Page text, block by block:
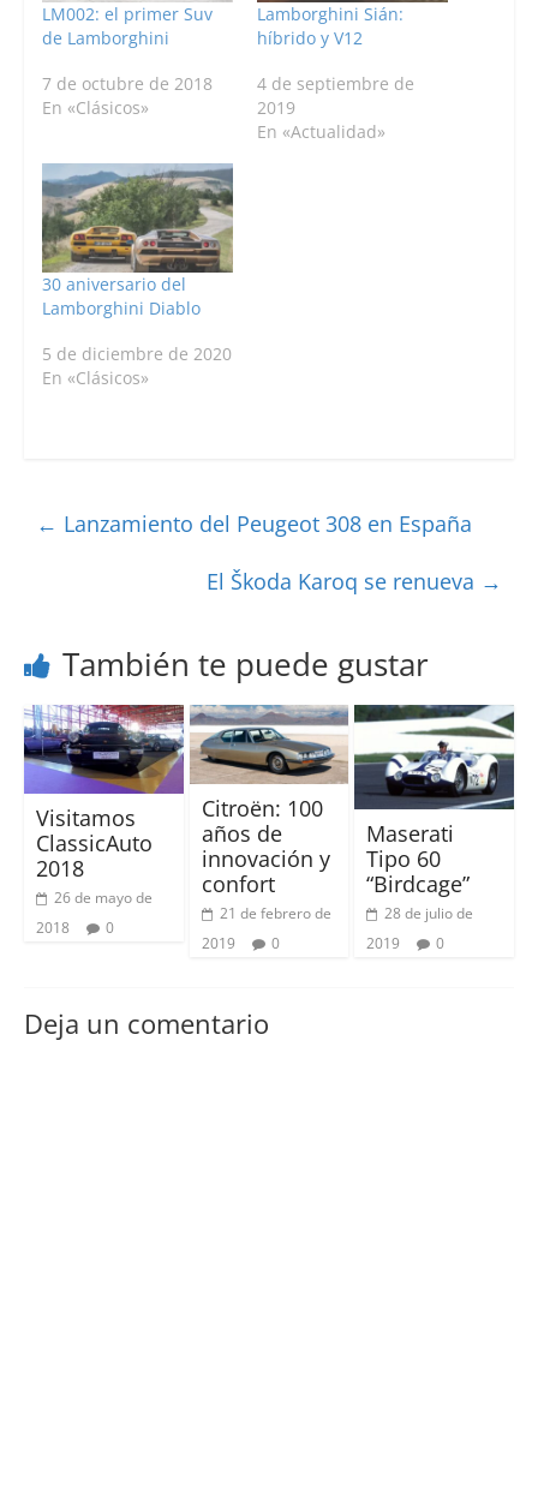
LM002: el primer Suv
de Lamborghini
7 de octubre de 2018
En «Clásicos»
Lamborghini Sián:
híbrido y V12
4 de septiembre de
2019
En «Actualidad»
30 aniversario del
Lamborghini Diablo
5 de diciembre de 2020
En «Clásicos»
← Lanzamiento del Peugeot 308 en España
El Škoda Karoq se renueva →
También te puede gustar
Visitamos
ClassicAuto
2018
26 de mayo de
2018
0
Citroën: 100
años de
innovación y
confort
21 de febrero de
2019
0
Maserati
Tipo 60
“Birdcage”
28 de julio de
2019
0
Deja un comentario